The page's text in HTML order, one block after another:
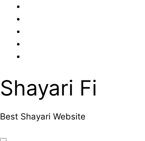
content
Shayari Fi
Best Shayari Website